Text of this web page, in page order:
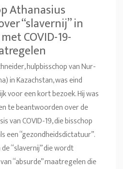
Athanasius
“slavernij” in
COVID-19-
hulpbisschop van Nur-
in Kazachstan, was eind
voor een kort bezoek. Hij was
te beantwoorden over de
van COVID-19, die bisschop
een “gezondheidsdictatuur”.
“slavernij” die wordt
“absurde” maatregelen die